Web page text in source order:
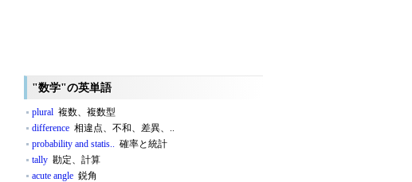
"数学"の英単語
plural 複数、複数型
difference 相違点、不和、差異、..
probability and statis.. 確率と統計
tally 勘定、計算
acute angle 鋭角